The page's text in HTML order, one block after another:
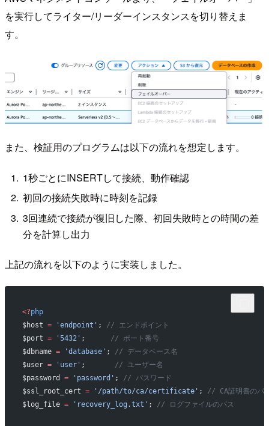
を実行してライター/リーダーインスタンスを切り替えま
す。
また、検証用のプログラムは以下の流れを想定します。
1秒ごとにINSERTして接続、動作確認
初回の接続失敗時に時刻を記録
3回連続で接続が復旧した際、初回失敗時との時間の差
分を計算し出力
上記の流れを以下のように実装しました。
<?php
$host = 'endpoint' ; // エンドポイント
$port = '5432' ; // ポート番号
$dbname = 'database' ; // データベース名
$user = 'user' ; // ユーザー名
$password = 'password' ; // パスワード
$ssl_root_cert = '/path/to/ca/certificate' ; // CA証明書のパ
$log_file = 'recovery_log.txt' ; // ログファイルのパス